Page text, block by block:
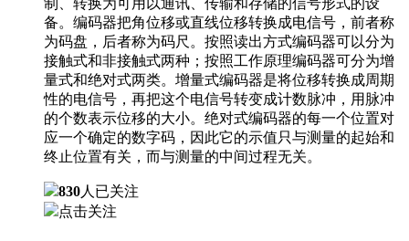
制、转换为可用以通讯、传输和存储的信号形式的设
备。编码器把角位移或直线位移转换成电信号，前者称
为码盘，后者称为码尺。按照读出方式编码器可以分为
接触式和非接触式两种；按照工作原理编码器可分为增
量式和绝对式两类。增量式编码器是将位移转换成周期
性的电信号，再把这个电信号转变成计数脉冲，用脉冲
的个数表示位移的大小。绝对式编码器的每一个位置对
应一个确定的数字码，因此它的示值只与测量的起始和
终止位置有关，而与测量的中间过程无关。
830人已关注
点击关注